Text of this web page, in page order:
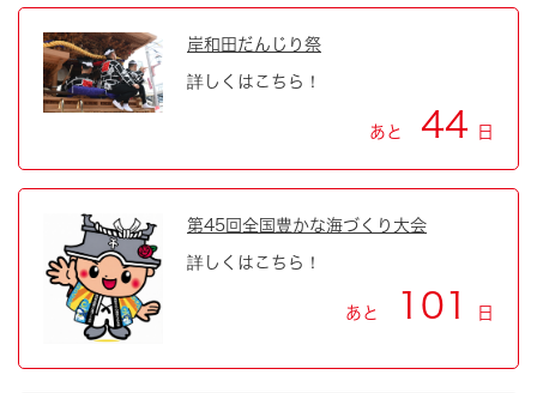
岸和田だんじり祭
詳しくはこちら！
あと 44 日
第45回全国豊かな海づくり大会
詳しくはこちら！
あと 101 日